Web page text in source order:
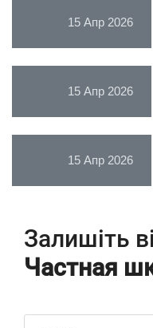
15 Апр 2026
15 Апр 2026
15 Апр 2026
Залишіть
Частная